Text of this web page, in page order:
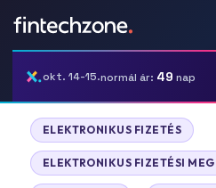
okt. 14-15.normál ár: 49 nap
ELEKTRONIKUS FIZETÉS
ELEKTRONIKUS FIZETÉSI